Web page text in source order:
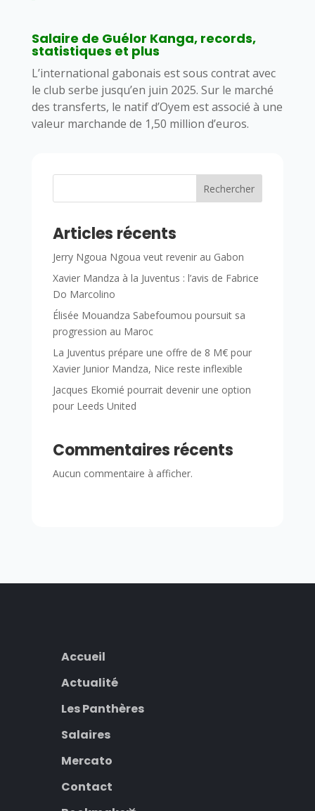
Salaire de Guélor Kanga, records,
statistiques et plus
L’international gabonais est sous contrat avec
le club serbe jusqu’en juin 2025. Sur le marché
des transferts, le natif d’Oyem est associé à une
valeur marchande de 1,50 million d’euros.
Rechercher
Articles récents
Jerry Ngoua Ngoua veut revenir au Gabon
Xavier Mandza à la Juventus : l’avis de Fabrice
Do Marcolino
Élisée Mouandza Sabefoumou poursuit sa
progression au Maroc
La Juventus prépare une offre de 8 M€ pour
Xavier Junior Mandza, Nice reste inflexible
Jacques Ekomié pourrait devenir une option
pour Leeds United
Commentaires récents
Aucun commentaire à afficher.
Accueil
Actualité
Les Panthères
Salaires
Mercato
Contact